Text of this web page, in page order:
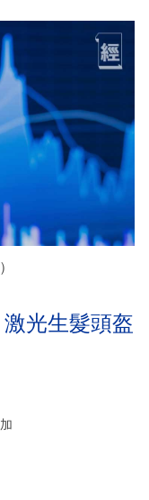
光生髮頭盔